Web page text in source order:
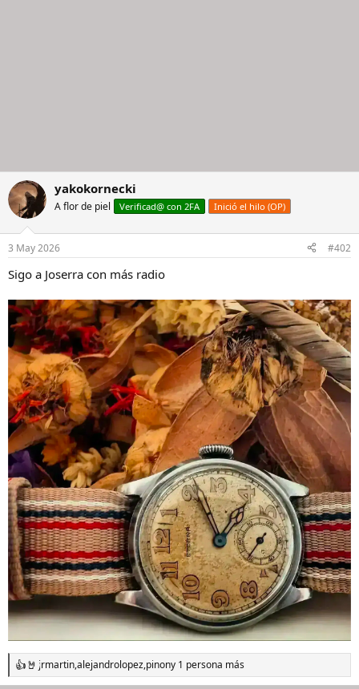
yakokornecki
A flor de piel Verificad@ con 2FA Inició el hilo (OP)
3 May 2026 #402
Sigo a Joserra con más radio
R
e
jrmartin,alejandrolopez,pinony 1 persona más